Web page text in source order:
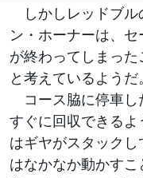
しかしレッドブル
ン・ホーナーは、
が終わってしまっ
と考えているようだ。
コース脇に停車し
すぐに回収できる
はギヤがスタック
はなかなか動かす